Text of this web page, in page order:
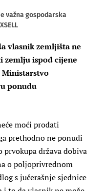
važna gospodarska
vlasnik zemljišta ne
zemlju ispod cijene
ponudu
moći prodati
prethodno ne ponudi
država dobiva
o poljoprivrednom
s jučerašnje sjednice